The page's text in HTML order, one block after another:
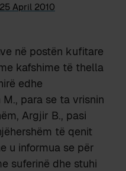
25 April 2010
në postën kufitare
kafshime të thella
edhe
para se ta vrisnin
Argjir B., pasi
të qenit
u informua se për
suferinë dhe stuhi